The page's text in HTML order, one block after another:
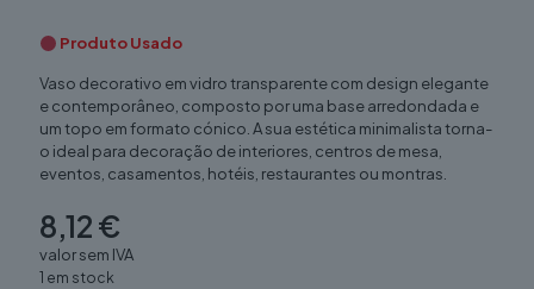
Produto Usado
Vaso decorativo em vidro transparente com design elegante
e contemporâneo, composto por uma base arredondada e
um topo em formato cónico. A sua estética minimalista torna-
o ideal para decoração de interiores, centros de mesa,
eventos, casamentos, hotéis, restaurantes ou montras.
8,12€
valor sem IVA
1 em stock